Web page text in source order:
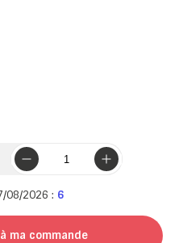
08/2026 : 6
ma commande